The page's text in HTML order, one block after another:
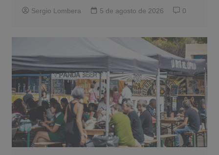
Sergio Lombera 5 de agosto de 2026 0